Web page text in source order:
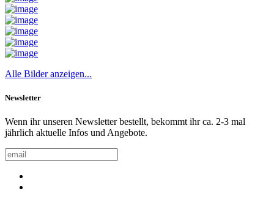
Alle Bilder anzeigen...
Newsletter
Wenn ihr unseren Newsletter bestellt, bekommt ihr ca. 2-3 mal
jährlich aktuelle Infos und Angebote.